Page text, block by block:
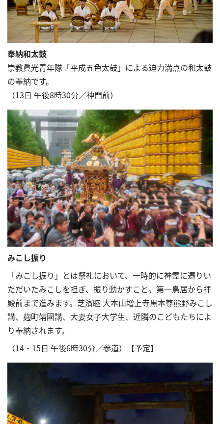
奉納和太鼓
崇教眞光青年隊「平成五色太鼓」による迫力満点の和太鼓
の奉納です。
（13日 午後8時30分／神門前）
みこし振り
「みこし振り」とは祭礼において、一時的に神霊に遷りい
ただいたみこしを担ぎ、振り動かすこと。第一鳥居から拝
殿前まで進みます。芝濱睦 大本山増上寺黒本尊熊野みこし
講、麹町靖國講、大妻女子大学生、近隣のこどもたちによ
り奉納されます。
（14・15日 午後6時30分／参道）【予定】